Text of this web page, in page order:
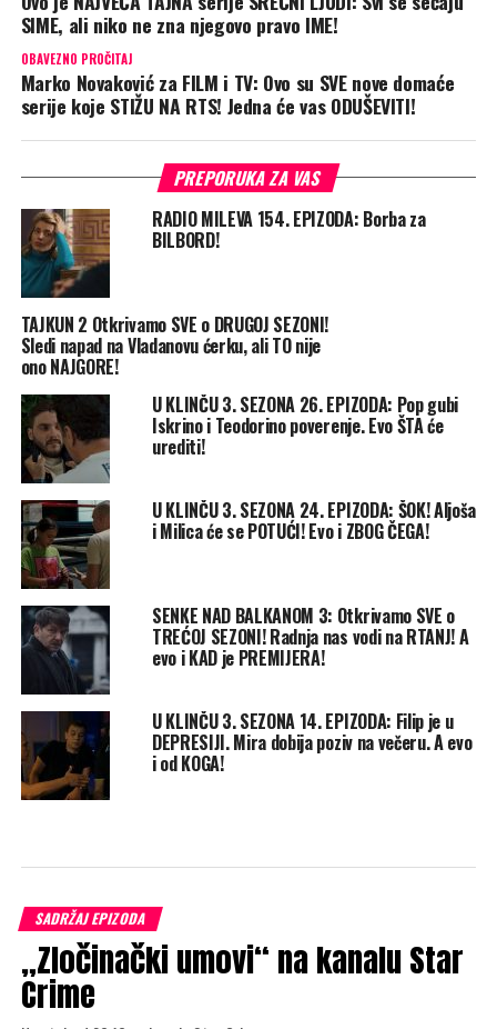
SIME, ali niko ne zna njegovo pravo IME!
OBAVEZNO PROČITAJ
Marko Novaković za FILM i TV: Ovo su SVE nove domaće
serije koje STIŽU NA RTS! Jedna će vas ODUŠEVITI!
PREPORUKA ZA VAS
RADIO MILEVA 154. EPIZODA: Borba za
BILBORD!
TAJKUN 2 Otkrivamo SVE o DRUGOJ SEZONI!
Sledi napad na Vladanovu ćerku, ali TO nije
ono NAJGORE!
U KLINČU 3. SEZONA 26. EPIZODA: Pop gubi
Iskrino i Teodorino poverenje. Evo ŠTA će
urediti!
U KLINČU 3. SEZONA 24. EPIZODA: ŠOK! Aljoša
i Milica će se POTUĆI! Evo i ZBOG ČEGA!
SENKE NAD BALKANOM 3: Otkrivamo SVE o
TREĆOJ SEZONI! Radnja nas vodi na RTANJ! A
evo i KAD je PREMIJERA!
U KLINČU 3. SEZONA 14. EPIZODA: Filip je u
DEPRESIJI. Mira dobija poziv na večeru. A evo
i od KOGA!
SADRŽAJ EPIZODA
„Zločinački umovi“ na kanalu Star
Crime